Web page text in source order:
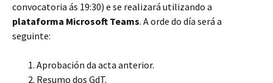
convocatoria ás 19:30) e se realizará utilizando a
plataforma Microsoft Teams. A orde do día será a
seguinte:
Aprobación da acta anterior.
Resumo dos GdT.